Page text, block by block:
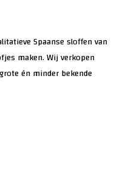
Spaanse sloffen van
maken. Wij verkopen
én minder bekende